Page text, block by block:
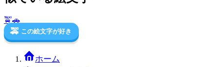
🚖🚗
🚕 この絵文字が好き
ホーム